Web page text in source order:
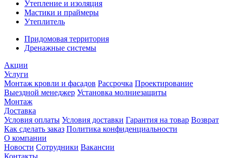
Утепление и изоляция
Мастики и праймеры
Утеплитель
Придомовая территория
Дренажные системы
Акции
Услуги
Монтаж кровли и фасадов Рассрочка Проектирование
Выездной менеджер Установка молниезащиты
Монтаж
Доставка
Условия оплаты Условия доставки Гарантия на товар Возврат
Как сделать заказ Политика конфиденциальности
О компании
Новости Сотрудники Вакансии
Контакты